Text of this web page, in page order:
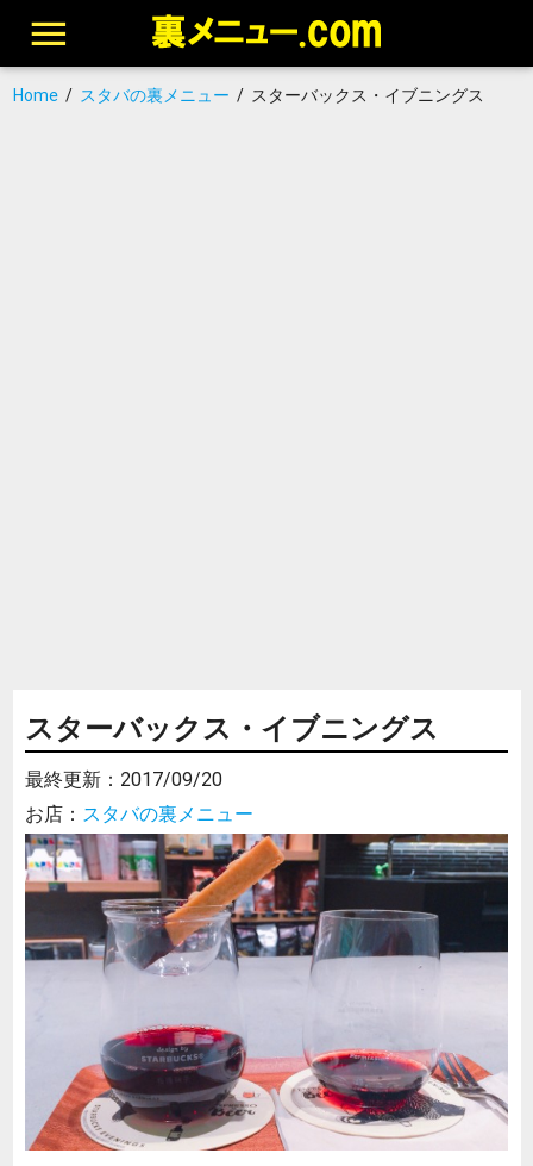
Home/ スタバの裏メニュー / スターバックス・イブニングス
スターバックス・イブニングス
最終更新： 2017/09/20
お店： スタバの裏メニュー